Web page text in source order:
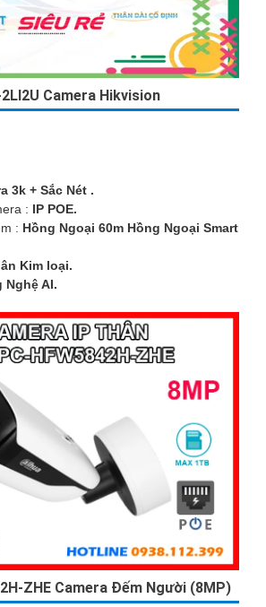
Camera Hikvision
3k + Sắc Nét .
: IP POE.
: Hồng Ngoại 60m Hồng Ngoại Smart
Kim loại.
Nghệ AI.
ZHE Camera Đếm Người (8MP)